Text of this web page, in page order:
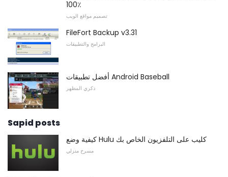
100٪
تصميم مواقع الويب
FileFort Backup v3.31
البرامج والتطبيقات
أفضل تطبيقات Android Baseball
ذكري المظهر
Sapid posts
كيفية وضع Hulu كليب على التلفزيون الخاص بك
مسرح منزلي